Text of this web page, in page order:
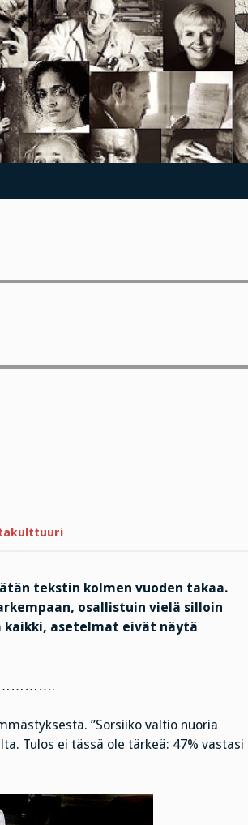
tekstin kolmen vuoden takaa.
osallistuin vielä silloin
kaikki, asetelmat eivät näytä
”Sorsiiko valtio nuoria
Tulos ei tässä ole tärkeä: 47% vastasi